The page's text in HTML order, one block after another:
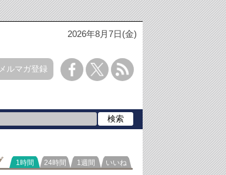
2026年8月7日(金)
メルマガ登録
ランキング
1時間 24時間 1週間 いいね